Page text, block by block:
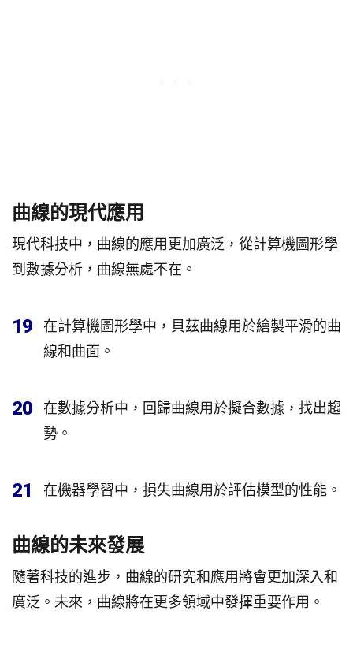
曲線的現代應用
現代科技中，曲線的應用更加廣泛，從計算機圖形學
到數據分析，曲線無處不在。
19
在計算機圖形學中，貝茲曲線用於繪製平滑的曲
線和曲面。
20
在數據分析中，回歸曲線用於擬合數據，找出趨
勢。
21 在機器學習中，損失曲線用於評估模型的性能。
曲線的未來發展
隨著科技的進步，曲線的研究和應用將會更加深入和
廣泛。未來，曲線將在更多領域中發揮重要作用。